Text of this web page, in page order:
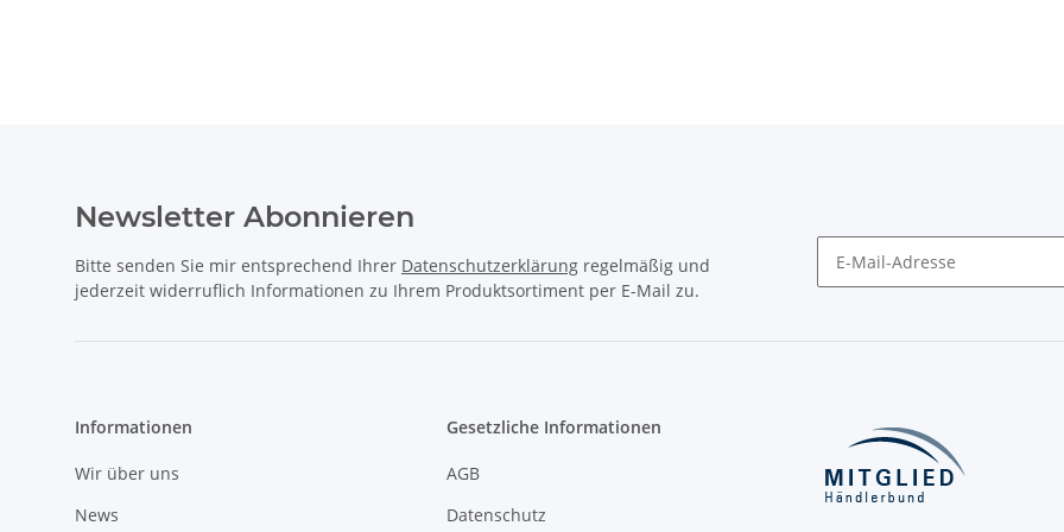
Newsletter Abonnieren
Bitte senden Sie mir entsprechend Ihrer Datenschutzerklärung regelmäßig und
jederzeit widerruflich Informationen zu Ihrem Produktsortiment per E-Mail zu.
Informationen
Wir über uns
News
Gesetzliche Informationen
AGB
Datenschutz